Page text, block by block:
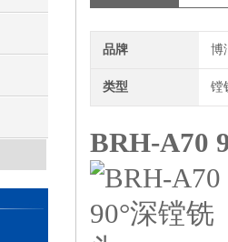
品牌 博
类型 镗
BRH-A70